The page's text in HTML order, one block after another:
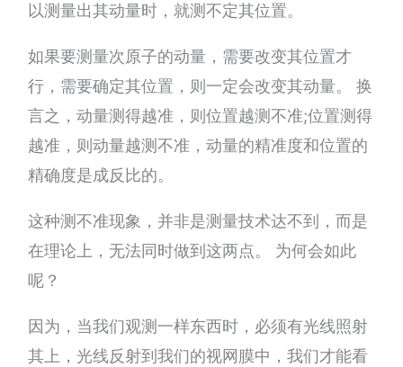
以测量出其动量时，就测不定其位置。
如果要测量次原子的动量，需要改变其位置才
行，需要确定其位置，则一定会改变其动量。 换
言之，动量测得越准，则位置越测不准;位置测得
越准，则动量越测不准，动量的精准度和位置的
精确度是成反比的。
这种测不准现象，并非是测量技术达不到，而是
在理论上，无法同时做到这两点。 为何会如此
呢？
因为，当我们观测一样东西时，必须有光线照射
其上，光线反射到我们的视网膜中，我们才能看